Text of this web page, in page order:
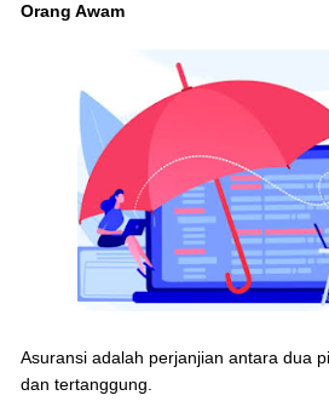
Orang Awam
Asuransi adalah perjanjian antara dua
dan tertanggung.